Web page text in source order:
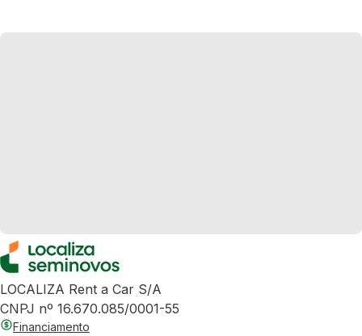
LOCALIZA Rent a Car S/A
CNPJ nº 16.670.085/0001-55
Financiamento